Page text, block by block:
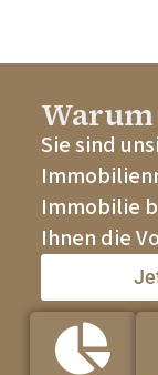
Sie sind
Immobilie
Ihnen die